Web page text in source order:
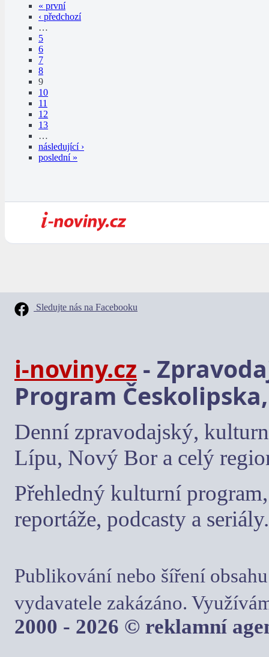
« první
‹ předchozí
…
5
6
7
8
9
10
11
12
13
…
následující ›
poslední »
Sledujte nás na Facebooku
i-noviny.cz -
Program
Denní zpravodajský,
Lípu, Nový Bor a celý
Přehledný kulturní
reportáže, podcasty a seriály.
Publikování nebo šíření
vydavatele zakázáno.
2000 - 2026 © reklamní